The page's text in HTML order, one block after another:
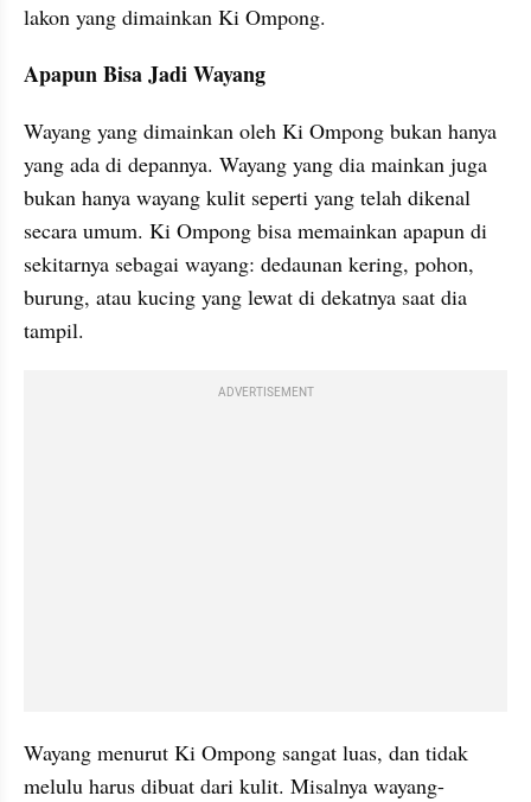
lakon yang dimainkan Ki Ompong.
Apapun Bisa Jadi Wayang
Wayang yang dimainkan oleh Ki Ompong bukan hanya
yang ada di depannya. Wayang yang dia mainkan juga
bukan hanya wayang kulit seperti yang telah dikenal
secara umum. Ki Ompong bisa memainkan apapun di
sekitarnya sebagai wayang: dedaunan kering, pohon,
burung, atau kucing yang lewat di dekatnya saat dia
tampil.
ADVERTISEMENT
Wayang menurut Ki Ompong sangat luas, dan tidak
melulu harus dibuat dari kulit. Misalnya wayang-